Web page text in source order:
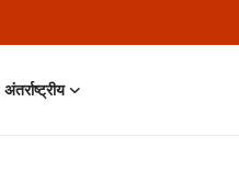
अंतर्राष्ट्रीय